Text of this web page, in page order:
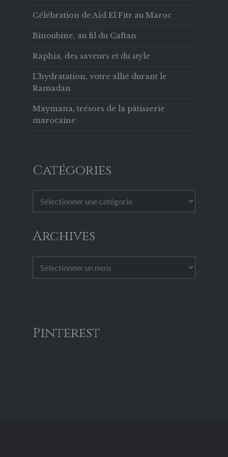
Célébration de Aïd El Fitr au Maroc
Binoubine, au fil du Caftan
Raphia, des saveurs et du style
L’hydratation, votre allié durant le
Ramadan
Maymana, trésors de la pâtisserie
marocaine
Catégories
Archives
Pinterest